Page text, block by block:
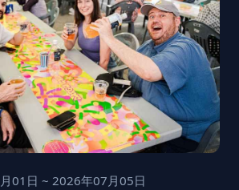
01日 ~ 2026年07月05日